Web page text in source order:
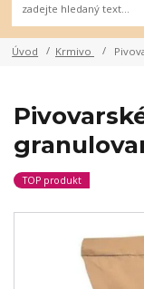
Úvod Krmivo
TOP produkt